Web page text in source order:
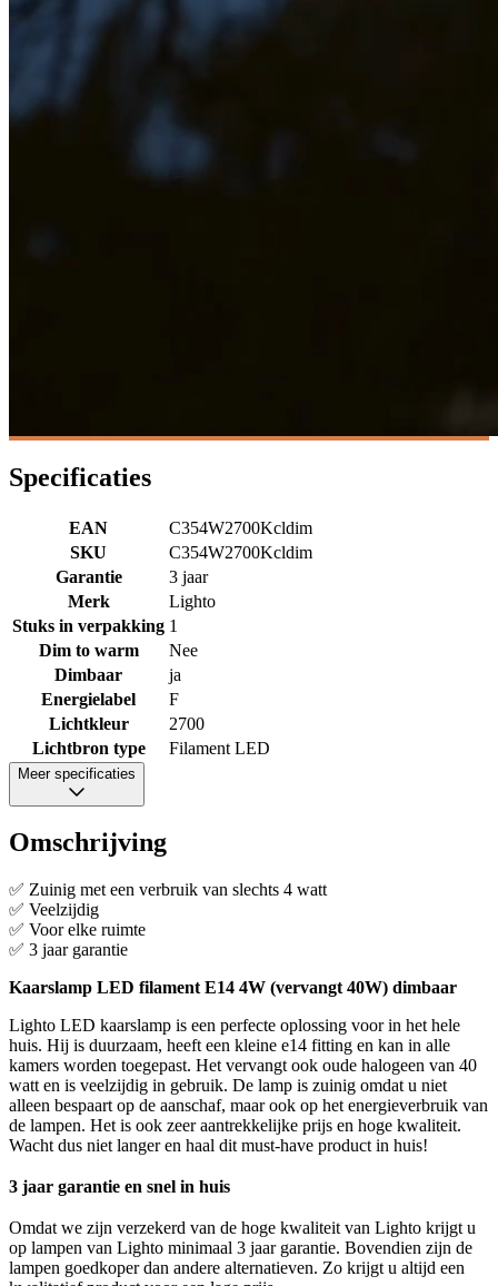
Specificaties
EAN
C354W2700Kcldim
SKU
C354W2700Kcldim
Garantie
3 jaar
Merk
Lighto
Stuks in verpakking 1
Dim to warm
Nee
Dimbaar
ja
Energielabel
F
Lichtkleur
2700
Lichtbron type
Filament LED
Meer specificaties
Omschrijving
✅ Zuinig met een verbruik van slechts 4 watt
✅ Veelzijdig
✅ Voor elke ruimte
✅ 3 jaar garantie
Kaarslamp LED filament E14 4W (vervangt 40W) dimbaar
Lighto LED kaarslamp is een perfecte oplossing voor in het hele
huis. Hij is duurzaam, heeft een kleine e14 fitting en kan in alle
kamers worden toegepast. Het vervangt ook oude halogeen van 40
watt en is veelzijdig in gebruik. De lamp is zuinig omdat u niet
alleen bespaart op de aanschaf, maar ook op het energieverbruik van
de lampen. Het is ook zeer aantrekkelijke prijs en hoge kwaliteit.
Wacht dus niet langer en haal dit must-have product in huis!
3 jaar garantie en snel in huis
Omdat we zijn verzekerd van de hoge kwaliteit van Lighto krijgt u
op lampen van Lighto minimaal 3 jaar garantie. Bovendien zijn de
lampen goedkoper dan andere alternatieven. Zo krijgt u altijd een